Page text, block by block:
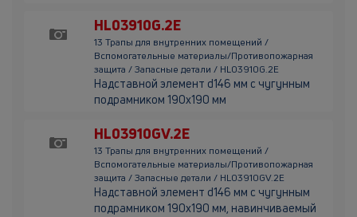
HL03910G.2E
13 Трапы для внутренних помещений /
Вспомогательные материалы/Противопожарная
защита / Запасные детали / HL03910G.2E
Надставной элемент d146 мм с чугунным
подрамником 190х190 мм
HL03910GV.2E
13 Трапы для внутренних помещений /
Вспомогательные материалы/Противопожарная
защита / Запасные детали / HL03910GV.2E
Надставной элемент d146 мм с чугунным
подрамником 190х190 мм, навинчиваемый